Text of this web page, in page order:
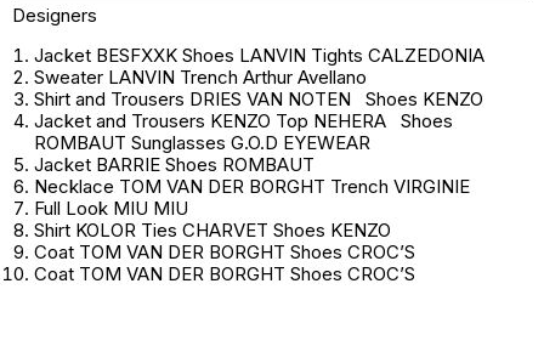
Designers
Jacket BESFXXK Shoes LANVIN Tights CALZEDONIA
Sweater LANVIN Trench Arthur Avellano
Shirt and Trousers DRIES VAN NOTEN Shoes KENZO
Jacket and Trousers KENZO Top NEHERA Shoes
ROMBAUT Sunglasses G.O.D EYEWEAR
Jacket BARRIE Shoes ROMBAUT
Necklace TOM VAN DER BORGHT Trench VIRGINIE
Full Look MIU MIU
Shirt KOLOR Ties CHARVET Shoes KENZO
Coat TOM VAN DER BORGHT Shoes CROC’S
Coat TOM VAN DER BORGHT Shoes CROC’S